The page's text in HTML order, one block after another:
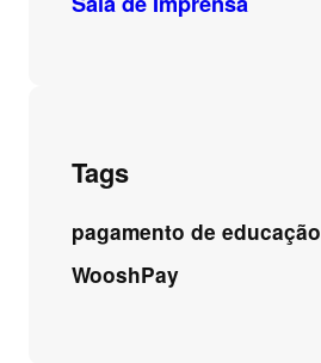
Tags
pagamento de educação
WooshPay